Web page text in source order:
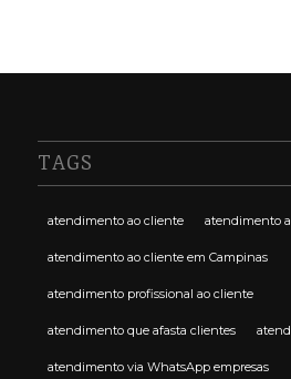
TAGS
atendimento ao cliente atendimento
atendimento ao cliente em Campinas
atendimento profissional ao cliente
atendimento que afasta clientes
atendimento via WhatsApp empresas